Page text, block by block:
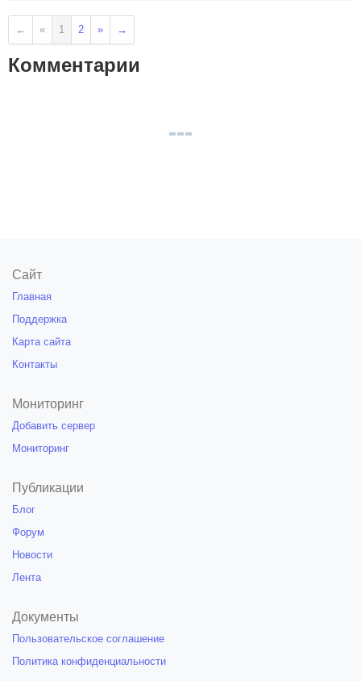
← « 1 2 » →
Комментарии
Сайт
Главная
Поддержка
Карта сайта
Контакты
Мониторинг
Добавить сервер
Мониторинг
Публикации
Блог
Форум
Новости
Лента
Документы
Пользовательское соглашение
Политика конфиденциальности